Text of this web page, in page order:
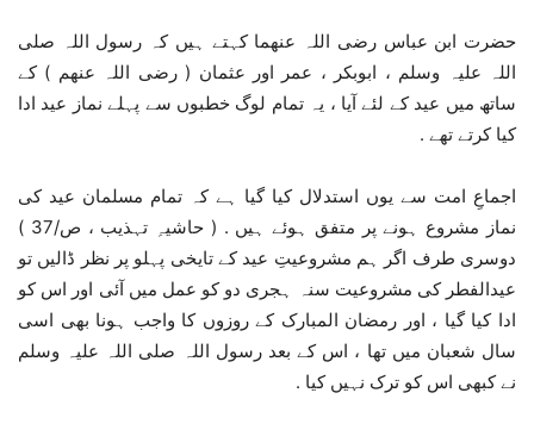
حضرت ابن عباس رضی اللہ عنھما کہتے ہیں کہ رسول اللہ صلی
اللہ علیہ وسلم ، ابوبکر ، عمر اور عثمان ( رضی اللہ عنھم ) کے
ساتھ میں عید کے لئے آیا ، یہ تمام لوگ خطبوں سے پہلے نماز عید ادا
کیا کرتے تھے .
اجماعِ امت سے یوں استدلال کیا گیا ہے کہ تمام مسلمان عید کی
نماز مشروع ہونے پر متفق ہوئے ہیں . ( حاشیہِ تہذیب ، ص/37 )
دوسری طرف اگر ہم مشروعیتِ عید کے تایخی پہلو پر نظر ڈالیں تو
عیدالفطر کی مشروعیت سنہ ہجری دو کو عمل میں آئی اور اس کو
ادا کیا گیا ، اور رمضان المبارک کے روزوں کا واجب ہونا بھی اسی
سال شعبان میں تھا ، اس کے بعد رسول اللہ صلی اللہ علیہ وسلم
نے کبھی اس کو ترک نہیں کیا .